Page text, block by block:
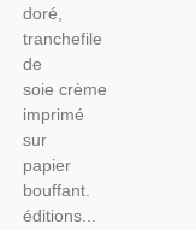
doré,
tranchefile
de
soie crème
imprimé
sur
papier
bouffant.
éditions...